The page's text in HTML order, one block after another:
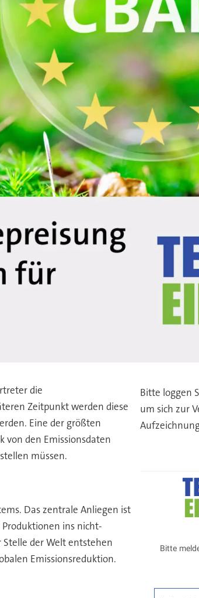
Bitte loggen
um sich zur
die
Zeitpunkt werden diese
Eine der größten
von den Emissionsdaten
müssen.
Das zentrale Anliegen ist
ins nicht-
Stelle der Welt entstehen
Emissionsreduktion.